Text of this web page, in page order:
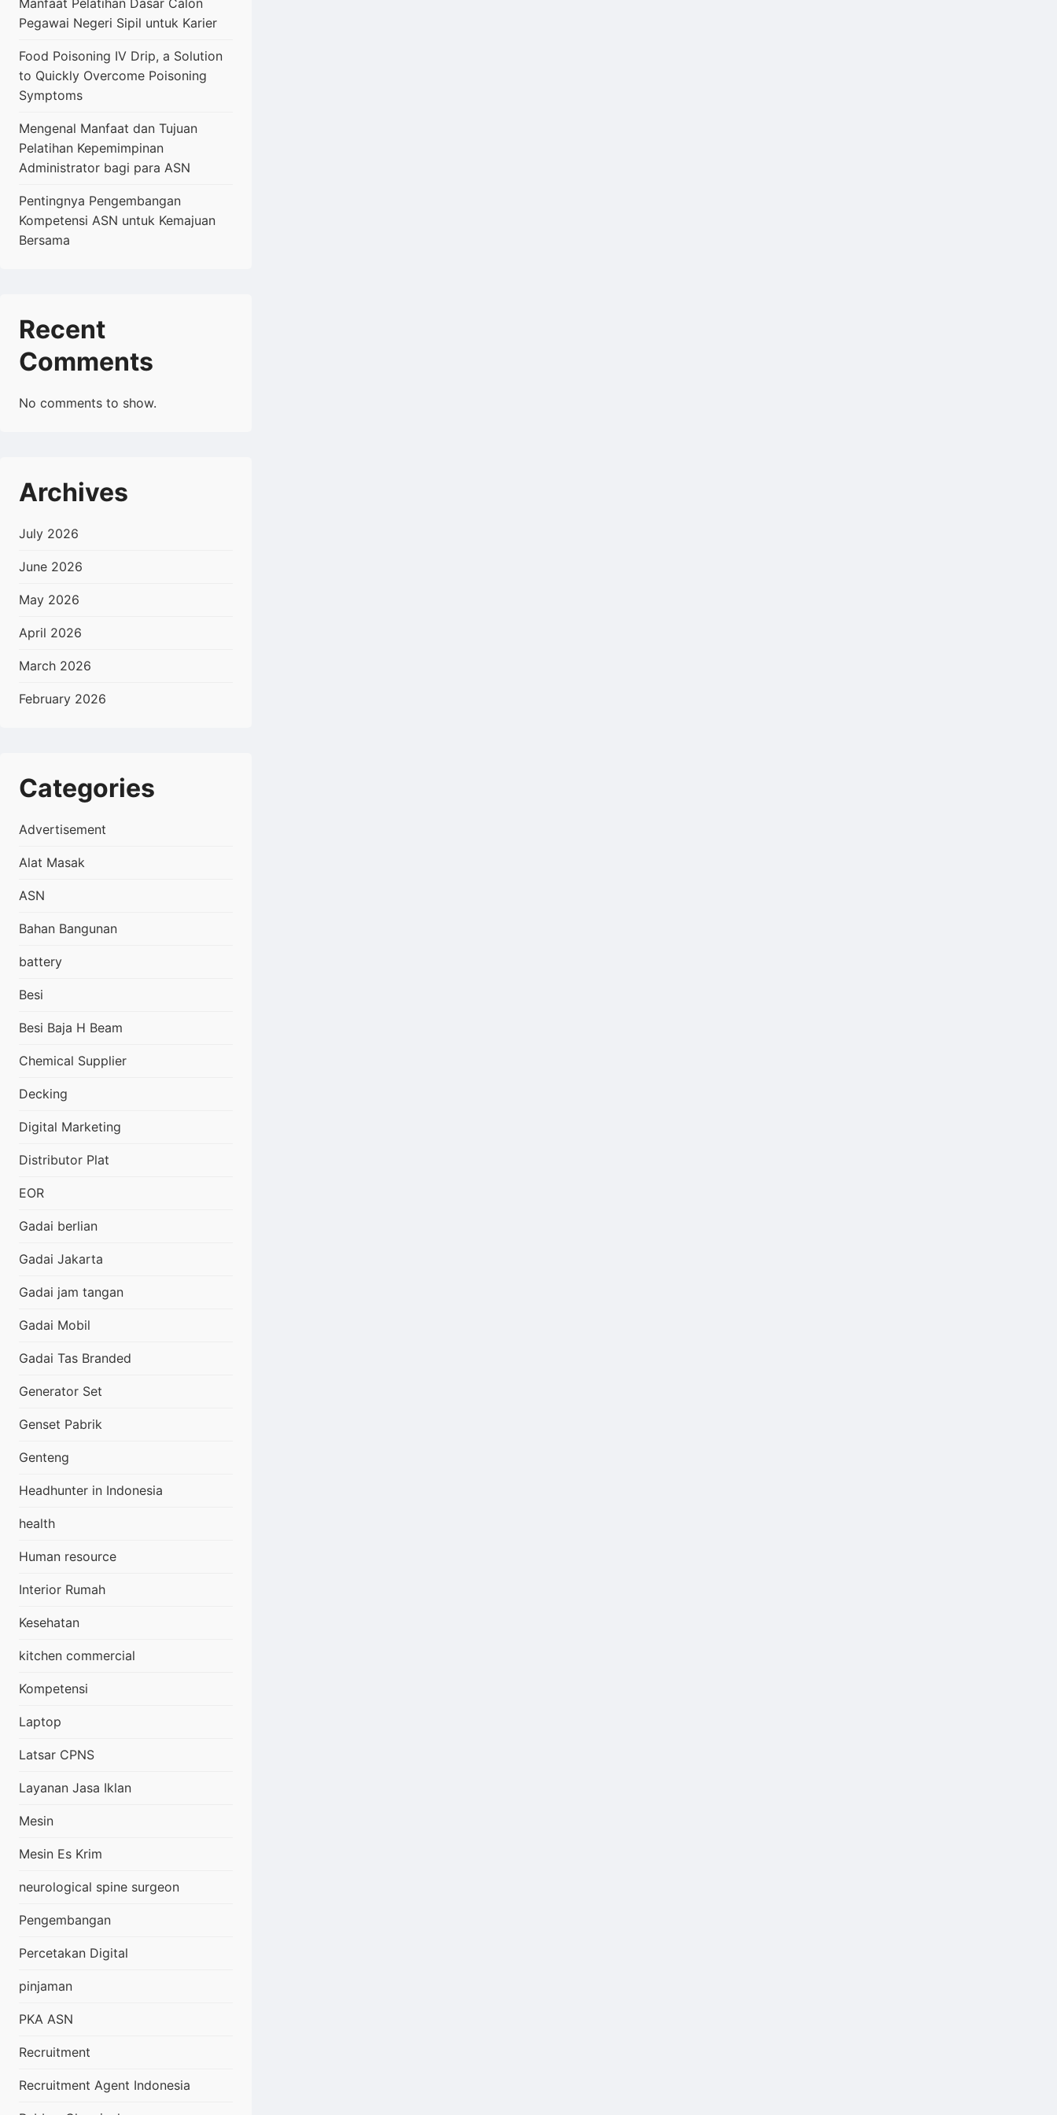
Manfaat Pelatihan Dasar Calon
Pegawai Negeri Sipil untuk Karier
Food Poisoning IV Drip, a Solution
to Quickly Overcome Poisoning
Symptoms
Mengenal Manfaat dan Tujuan
Pelatihan Kepemimpinan
Administrator bagi para ASN
Pentingnya Pengembangan
Kompetensi ASN untuk Kemajuan
Bersama
Recent
Comments
No comments to show.
Archives
July 2026
June 2026
May 2026
April 2026
March 2026
February 2026
Categories
Advertisement
Alat Masak
ASN
Bahan Bangunan
battery
Besi
Besi Baja H Beam
Chemical Supplier
Decking
Digital Marketing
Distributor Plat
EOR
Gadai berlian
Gadai Jakarta
Gadai jam tangan
Gadai Mobil
Gadai Tas Branded
Generator Set
Genset Pabrik
Genteng
Headhunter in Indonesia
health
Human resource
Interior Rumah
Kesehatan
kitchen commercial
Kompetensi
Laptop
Latsar CPNS
Layanan Jasa Iklan
Mesin
Mesin Es Krim
neurological spine surgeon
Pengembangan
Percetakan Digital
pinjaman
PKA ASN
Recruitment
Recruitment Agent Indonesia